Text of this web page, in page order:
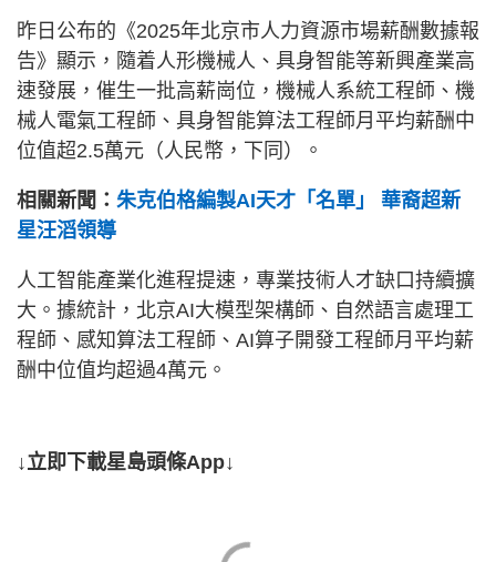
昨日公布的《2025年北京市人力資源市場薪酬數據報
告》顯示，隨着人形機械人、具身智能等新興產業高
速發展，催生一批高薪崗位，機械人系統工程師、機
械人電氣工程師、具身智能算法工程師月平均薪酬中
位值超2.5萬元（人民幣，下同）。
相關新聞： 朱克伯格編製AI天才「名單」 華裔超新
星汪滔領導
人工智能產業化進程提速，專業技術人才缺口持續擴
大。據統計，北京AI大模型架構師、自然語言處理工
程師、感知算法工程師、AI算子開發工程師月平均薪
酬中位值均超過4萬元。
↓立即下載星島頭條App↓